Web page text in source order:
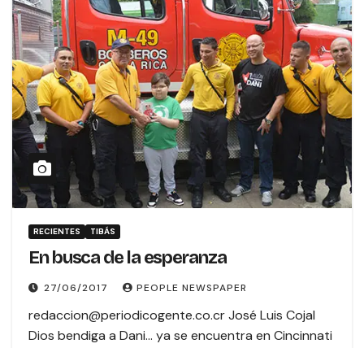
RECIENTES TIBÁS
En busca de la esperanza
27/06/2017 PEOPLE NEWSPAPER
redaccion@periodicogente.co.cr José Luis Cojal
Dios bendiga a Dani… ya se encuentra en Cincinnati